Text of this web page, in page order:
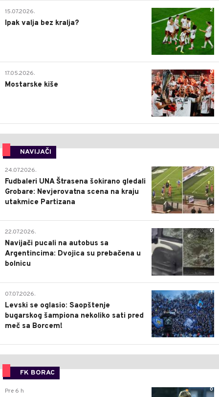
2
15.07.2026.
Ipak valja bez kralja?
0
17.05.2026.
Mostarske kiše
NAVIJAČI
0
24.07.2026.
Fudbaleri UNA Štrasena šokirano gledali
Grobare: Nevjerovatna scena na kraju
utakmice Partizana
0
22.07.2026.
Navijači pucali na autobus sa
Argentincima: Dvojica su prebačena u
bolnicu
1
07.07.2026.
Levski se oglasio: Saopštenje
bugarskog šampiona nekoliko sati pred
meč sa Borcem!
FK BORAC
0
Pre 6 h